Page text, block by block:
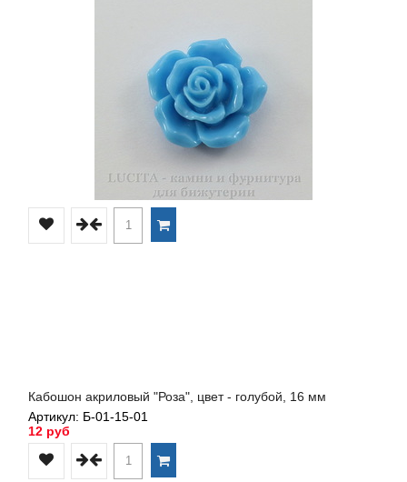
Кабошон акриловый "Роза", цвет - голубой, 16 мм
Артикул: Б-01-15-01
12 руб